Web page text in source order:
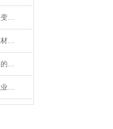
SMC自动化气动技术如何改变制造业?
SMC紧凑型气缸减少了建筑材料制造商的停机时间和维护
对机械、机器人SMC工程师的需求增加
SMC的发展带动了我国纺织业的发展